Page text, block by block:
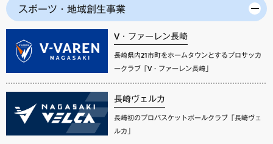
スポーツ・地域創生事業
V・ファーレン長崎
長崎県内21市町をホームタウンとするプロサッカ
ークラブ「V・ファーレン長崎」
長崎ヴェルカ
長崎初のプロバスケットボールクラブ「長崎ヴェ
ルカ」